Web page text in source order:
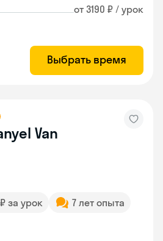
от 3190 ₽ / урок
Выбрать время
Van
за урок
7 лет опыта